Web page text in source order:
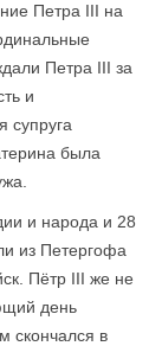
Петра III на
Петра III за
и
супруга
была
и народа и 28
из Петергофа
Пётр III же не
день
скончался в